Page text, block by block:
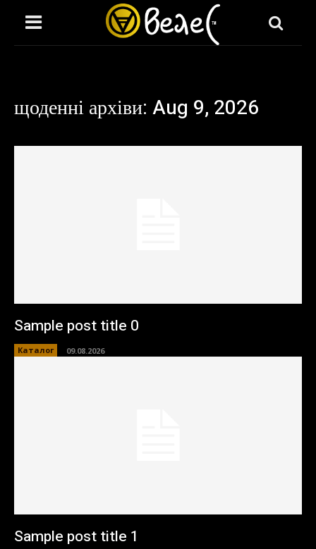
щоденні архіви: Aug 9, 2026
Sample post title 0
Каталог 09.08.2026
Sample post title 1